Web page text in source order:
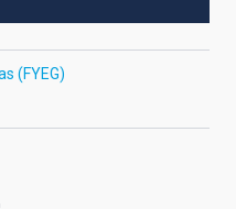
(FYEG)